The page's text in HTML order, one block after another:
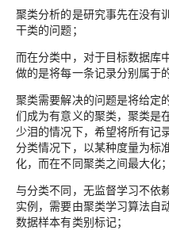
聚类分析的是研究事先在没有
干类的问题；
而在分类中，对于目标数据库
做的是将每一条记录分别属于
聚类需要解决的问题是将给定
们成为有意义的聚类，聚类是
少泪的情况下，希望将所有记
分类情况下，以某种度量为标
化，而在不同聚类之间最大化；
与分类不同，无监督学习不依
实例，需要由聚类学习算法自
数据样本有类别标记；